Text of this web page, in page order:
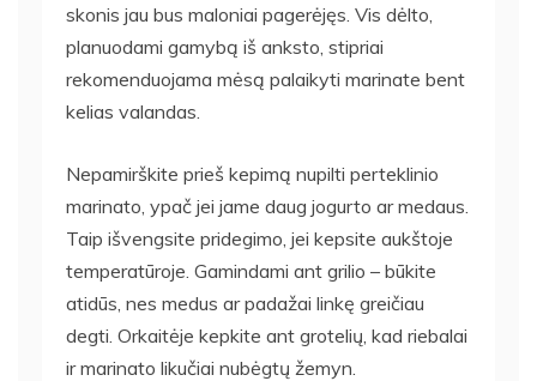
skonis jau bus maloniai pagerėjęs. Vis dėlto,
planuodami gamybą iš anksto, stipriai
rekomenduojama mėsą palaikyti marinate bent
kelias valandas.
Nepamirškite prieš kepimą nupilti perteklinio
marinato, ypač jei jame daug jogurto ar medaus.
Taip išvengsite pridegimo, jei kepsite aukštoje
temperatūroje. Gamindami ant grilio – būkite
atidūs, nes medus ar padažai linkę greičiau
degti. Orkaitėje kepkite ant grotelių, kad riebalai
ir marinato likučiai nubėgtų žemyn.